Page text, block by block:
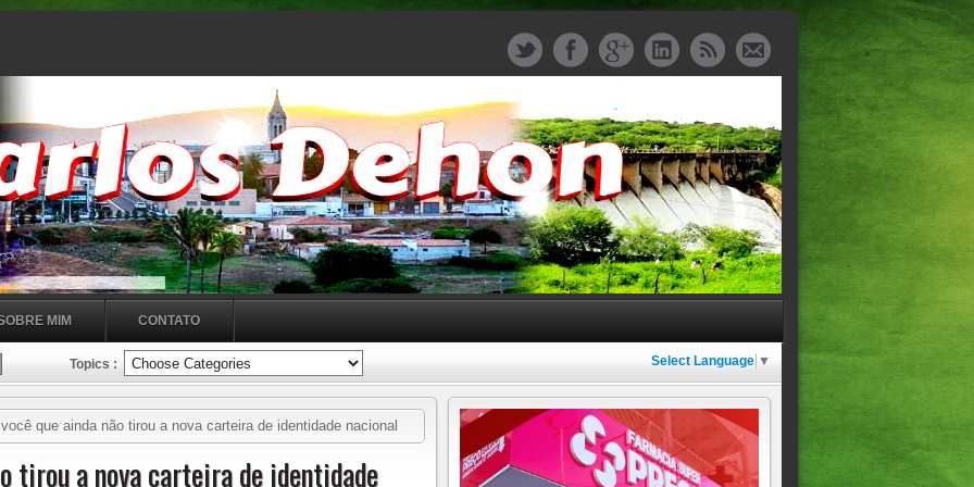
MIM CONTATO
Topics : Select Language ▼
que ainda não tirou a nova carteira de identidade nacional
tirou a nova carteira de identidade